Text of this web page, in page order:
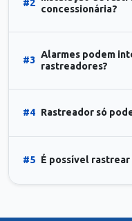
#2
concessionária?
#3
Alarmes podem
rastreadores?
#4 Rastreador só
#5 É possível